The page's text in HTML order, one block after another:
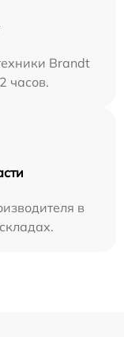
Brandt
часов.
в